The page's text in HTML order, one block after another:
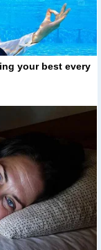
your best every